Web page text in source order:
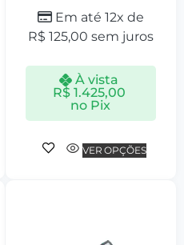
Em até 12x de
R$ 125,00 sem juros
À vista
R$1.425,00
no Pix
VER OPÇÕES